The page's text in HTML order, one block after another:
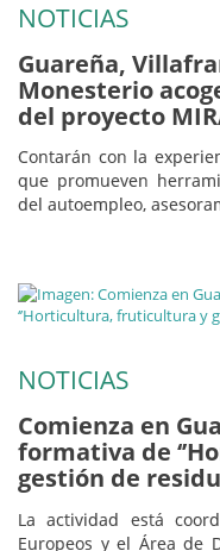
NOTICIAS
Guareña,
Monesterio
del proyecto
Contarán con la
que promueven
del autoempleo,
NOTICIAS
Comienza en
formativa de
gestión de
La actividad está
Europeos y el Área de